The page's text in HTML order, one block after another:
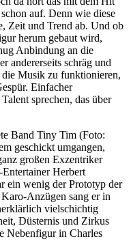
auf. Denn wie diese
Zeit und Trend ab. Und ob
herum gebaut wird,
Anbindung an die
andererseits schräg und
Musik zu funktionieren,
Einfacher
sprechen, das über
Band Tiny Tim (Foto:
geschickt umgangen,
großen Exzentriker
Herbert
ein wenig der Prototyp der
Anzügen sang er in
vielschichtig
Düsternis und Zirkus
Nebenfigur in Charles